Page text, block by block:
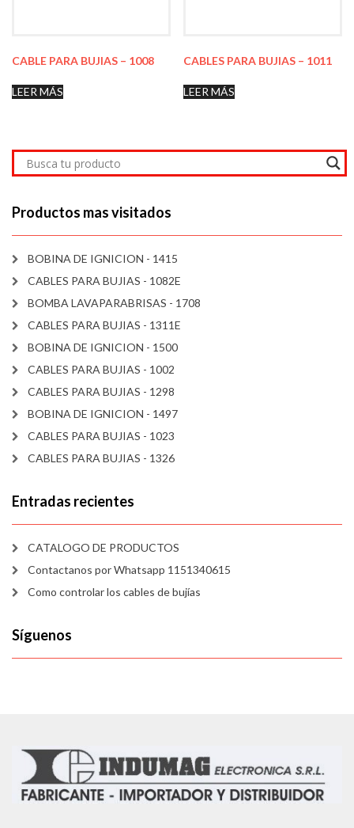
CABLE PARA BUJIAS – 1008
LEER MÁS
CABLES PARA BUJIAS – 1011
LEER MÁS
Productos mas visitados
BOBINA DE IGNICION - 1415
CABLES PARA BUJIAS - 1082E
BOMBA LAVAPARABRISAS - 1708
CABLES PARA BUJIAS - 1311E
BOBINA DE IGNICION - 1500
CABLES PARA BUJIAS - 1002
CABLES PARA BUJIAS - 1298
BOBINA DE IGNICION - 1497
CABLES PARA BUJIAS - 1023
CABLES PARA BUJIAS - 1326
Entradas recientes
CATALOGO DE PRODUCTOS
Contactanos por Whatsapp 1151340615
Como controlar los cables de bujías
Síguenos